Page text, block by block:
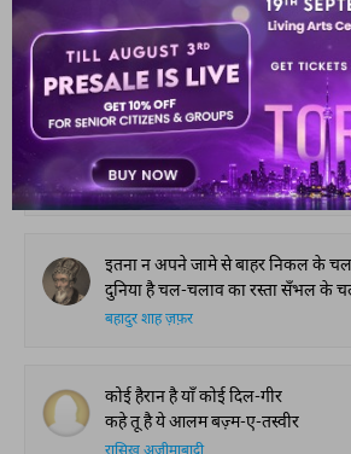
कि याँ हर-दम ख़याल-ए-नर्गिस-ए-
क़ुर्बान अली सालिक बेग
मैं वस्ल में भी 'शेफ़्ता' हसरत-तलब रहा
गुस्ताख़ियों में भी मुझे पास-ए-अदब रहा
मुस्तफ़ा ख़ाँ शेफ़्ता
इतना न अपने जामे से बाहर निकल के चल
दुनिया है चल-चलाव का रस्ता सँभल के
बहादुर शाह ज़फ़र
कोई हैरान है याँ कोई दिल-गीर
कहे तू है ये आलम बज़्म-ए-तस्वीर